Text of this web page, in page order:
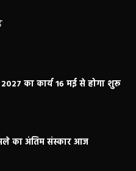
का कार्य 16 मई से होगा शुरू
का अंतिम संस्कार आज